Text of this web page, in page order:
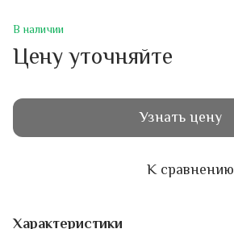
В наличии
Цену уточняйте
Узнать цену
К сравнению
Характеристики